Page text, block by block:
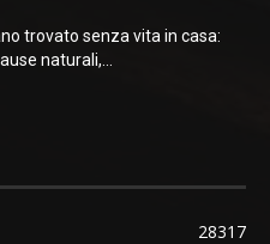
trovato senza vita in casa:
naturali,...
28317